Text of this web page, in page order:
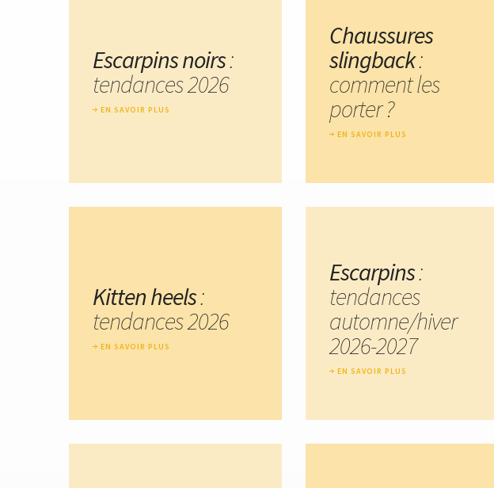
Escarpins noirs:
tendances 2026
EN SAVOIR PLUS
Chaussures
slingback:
comment les
porter ?
EN SAVOIR PLUS
Kitten heels:
tendances 2026
EN SAVOIR PLUS
Escarpins:
tendances
automne/hiver
2026-2027
EN SAVOIR PLUS